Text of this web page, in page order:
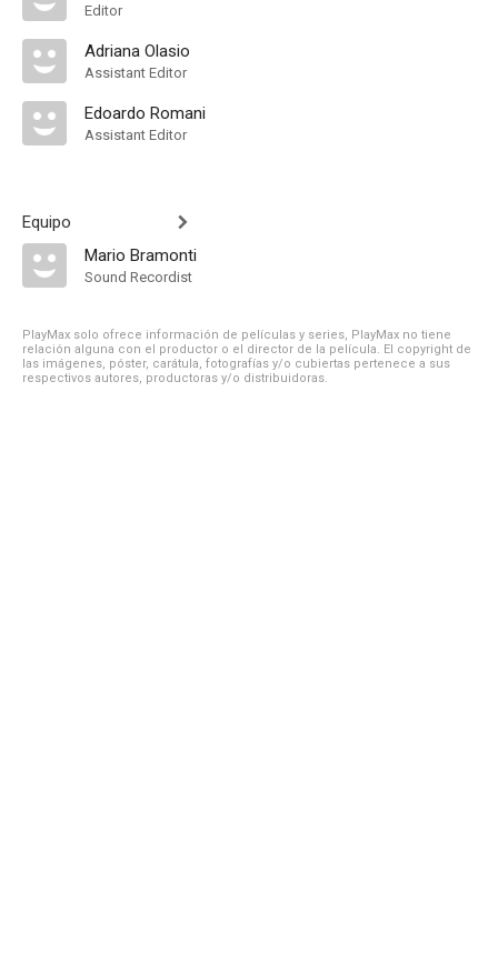
Editor
Adriana Olasio
Assistant Editor
Edoardo Romani
Assistant Editor
Equipo
Mario Bramonti
Sound Recordist
PlayMax solo ofrece información de películas y series, PlayMax no tiene
relación alguna con el productor o el director de la película. El copyright de
las imágenes, póster, carátula, fotografías y/o cubiertas pertenece a sus
respectivos autores, productoras y/o distribuidoras.